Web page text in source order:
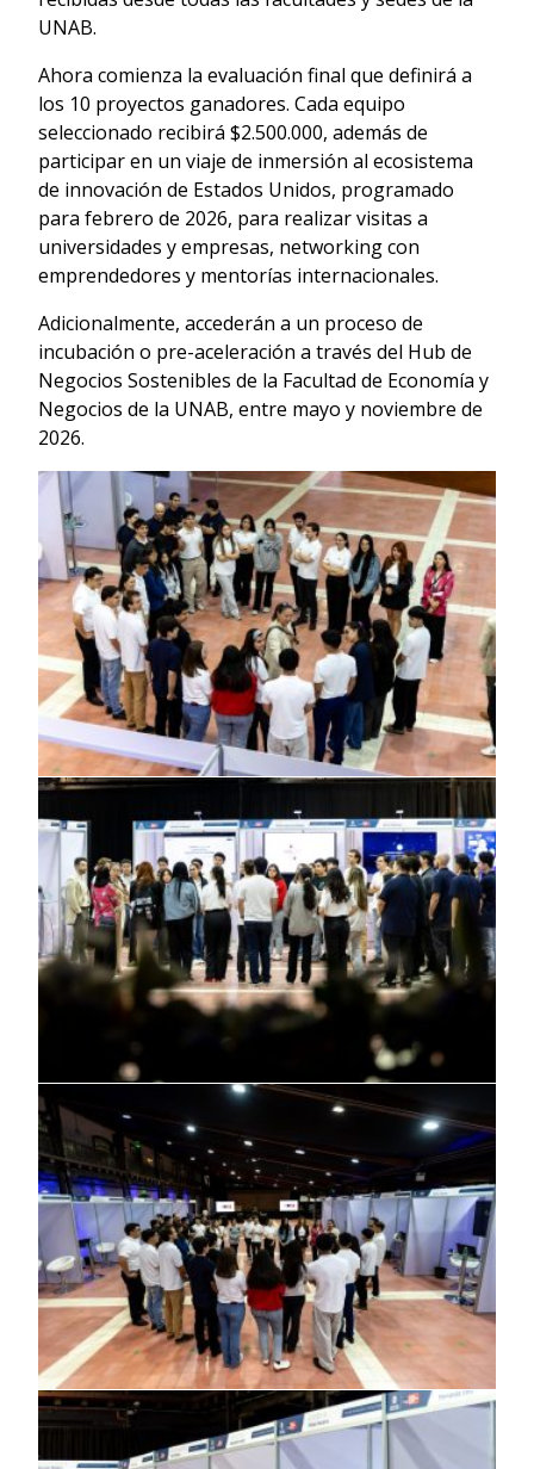
UNAB.
Ahora comienza la evaluación final que definirá a
los 10 proyectos ganadores. Cada equipo
seleccionado recibirá $2.500.000, además de
participar en un viaje de inmersión al ecosistema
de innovación de Estados Unidos, programado
para febrero de 2026, para realizar visitas a
universidades y empresas, networking con
emprendedores y mentorías internacionales.
Adicionalmente, accederán a un proceso de
incubación o pre-aceleración a través del Hub de
Negocios Sostenibles de la Facultad de Economía y
Negocios de la UNAB, entre mayo y noviembre de
2026.